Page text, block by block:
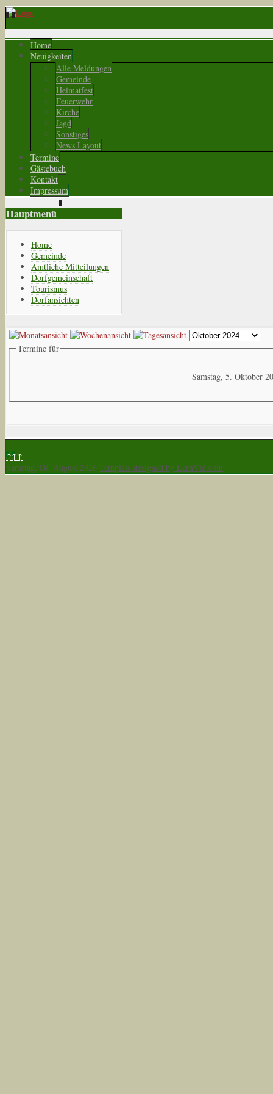
Home
Neuigkeiten
Alle Meldungen
Gemeinde
Heimatfest
Feuerwehr
Kirche
Jagd
Sonstiges
News Layout
Termine
Gästebuch
Kontakt
Impressum
Hauptmenü
Home
Gemeinde
Amtliche Mitteilungen
Dorfgemeinschaft
Tourismus
Dorfansichten
Termine für
Samstag, 5. Oktober
↑↑↑
Samstag, 08. August 2026 Template designed by LernVid.com